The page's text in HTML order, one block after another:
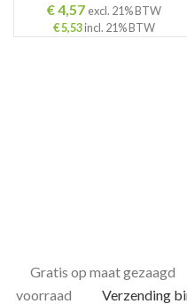
€4,57 excl. 21% BTW
€5,53incl. 21% BTW
Gratis op maat gezaagd
voorraad
Verzending